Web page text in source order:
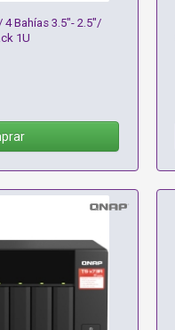
4 Bahías 3.5"- 2.5"/
1U